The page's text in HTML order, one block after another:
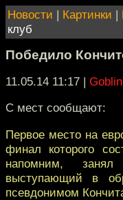
Новости | Картинки |
клуб
Победило
11.05.14 11:17 | Goblin
С мест сообщают:
Первое место на
финал которого
напомним,
выступающий в
псевдонимом